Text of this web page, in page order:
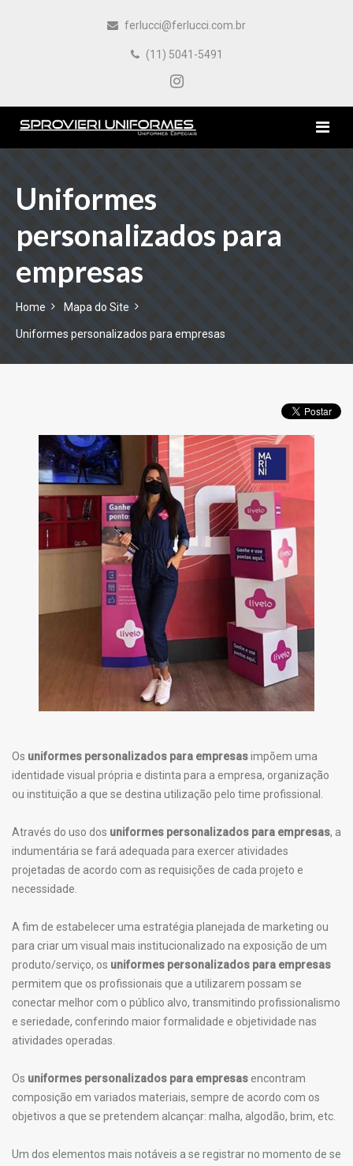
ferlucci@ferlucci.com.br
(11) 5041-5491
PRODUTOS
CONTATO
Uniformes
personalizados para
empresas
Home Mapa do Site
Uniformes personalizados para empresas
Os uniformes personalizados para empresasimpõem uma
identidade visual própria e distinta para a empresa, organização
ou instituição a que se destina utilização pelo time profissional.
Através do uso dos uniformes personalizados para empresas, a
indumentária se fará adequada para exercer atividades
projetadas de acordo com as requisições de cada projeto e
necessidade.
A fim de estabelecer uma estratégia planejada de marketing ou
para criar um visual mais institucionalizado na exposição de um
produto/serviço, os uniformes personalizados para empresas
permitem que os profissionais que a utilizarem possam se
conectar melhor com o público alvo, transmitindo profissionalismo
e seriedade, conferindo maior formalidade e objetividade nas
atividades operadas.
Os uniformes personalizados para empresasencontram
composição em variados materiais, sempre de acordo com os
objetivos a que se pretendem alcançar: malha, algodão, brim, etc.
Um dos elementos mais notáveis a se registrar no momento de se